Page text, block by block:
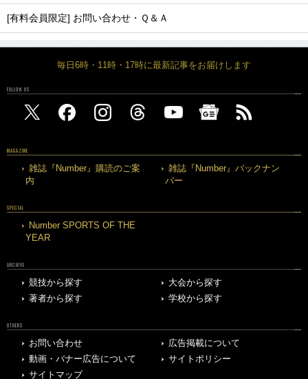
[有料会員限定] お問い合わせ・Ｑ＆Ａ
毎日6時・11時・17時に最新記事をお届けします
FOLLOW US
MAGAZINE
雑誌『Number』購読のご案
内
雑誌『Number』バックナン
バー
SPECIAL
Number SPORTS OF THE
YEAR
ARCHIVE
競技から探す
大会から探す
著者から探す
学校から探す
OTHERS
お問い合わせ
広告掲載について
動画・バナー広告について
サイトポリシー
サイトマップ